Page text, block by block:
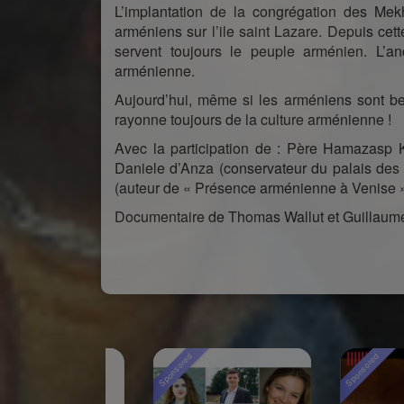
L’implantation de la congrégation des
arméniens sur l’ile saint Lazare. Depuis
servent toujours le peuple arménien.
arménienne.
Aujourd’hui, même si les arméniens sont
rayonne toujours de la culture arménienne !
Avec la participation de : Père Hamazasp
Daniele d’Anza (conservateur du palais
(auteur de « Présence arménienne à Venise
Documentaire de Thomas Wallut et
Sponsored